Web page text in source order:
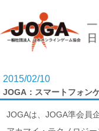
content
2015/02/10
JOGA：スマートフォン
JOGAは、JOGA準会員